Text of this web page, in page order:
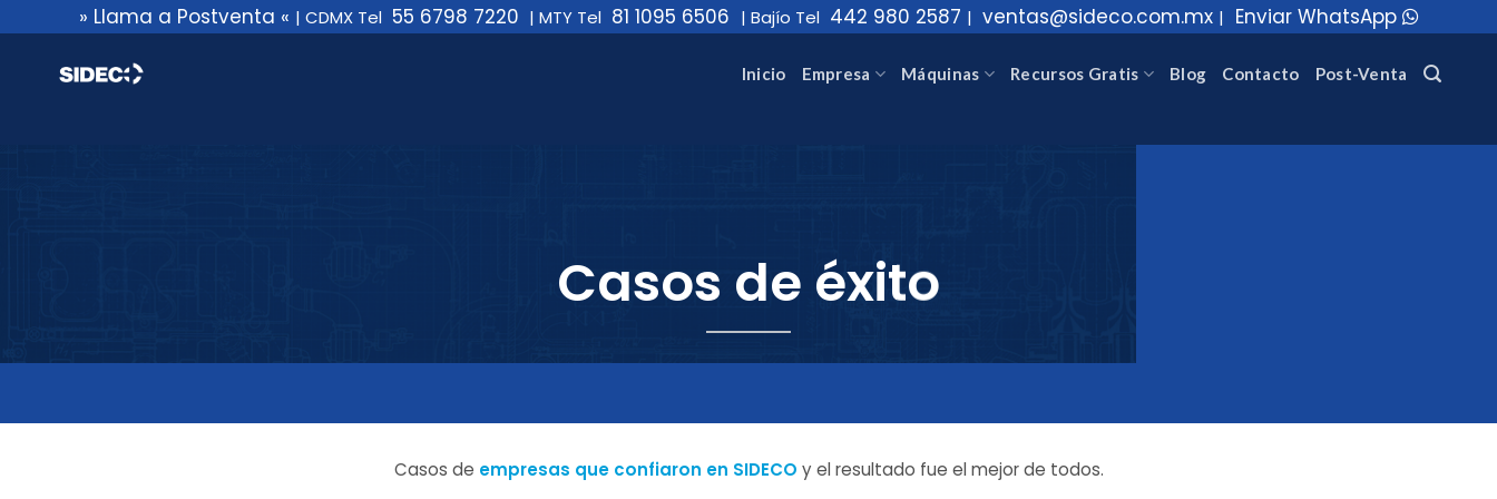
al
contenido
» Llama a Postventa « | CDMX Tel 55 6798 7220 | MTY Tel 81 1095 6506 | Bajío Tel 442 980 2587 | ventas@sideco.com.mx | Enviar WhatsApp
Inicio Empresa Máquinas Recursos Gratis Blog Contacto Post-Venta
Casos de éxito
Casos de empresas que confiaron en SIDECO y el resultado fue el mejor de todos.